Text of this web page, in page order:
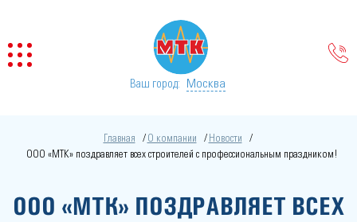
Ваш город: Москва
Главная О компании
Новости
ООО «МТК» поздравляет всех строителей с профессиональным праздником!
ООО «МТК» ПОЗДРАВЛЯЕТ ВСЕХ